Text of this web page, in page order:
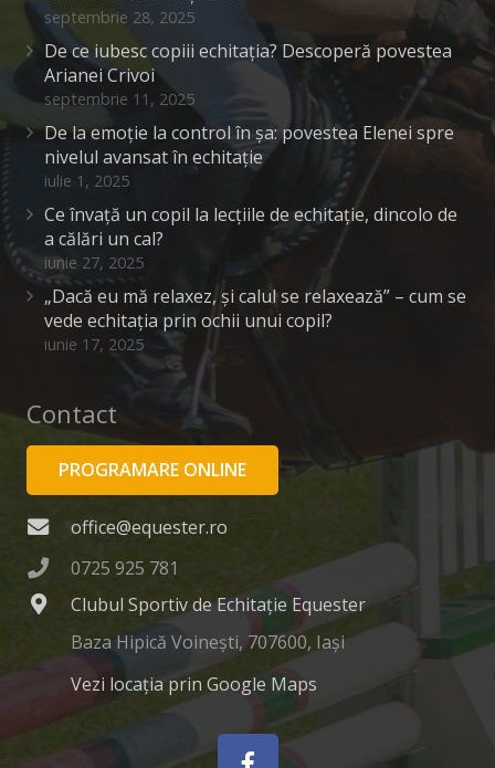
septembrie 28, 2025
De ce iubesc copiii echitația? Descoperă povestea
Arianei Crivoi
septembrie 11, 2025
De la emoție la control în șa: povestea Elenei spre
nivelul avansat în echitație
iulie 1, 2025
Ce învață un copil la lecțiile de echitație, dincolo de
a călări un cal?
iunie 27, 2025
„Dacă eu mă relaxez, și calul se relaxează” – cum se
vede echitația prin ochii unui copil?
iunie 17, 2025
Contact
PROGRAMARE ONLINE
office@equester.ro
0725 925 781
Clubul Sportiv de Echitație Equester
Baza Hipică Voinești, 707600, Iași
Vezi locația prin Google Maps